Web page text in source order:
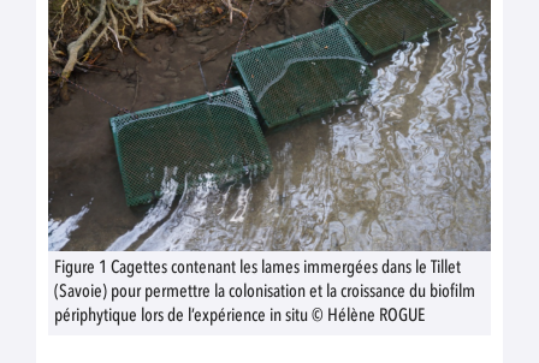
Figure 1 Cagettes contenant les lames immergées dans le Tillet
(Savoie) pour permettre la colonisation et la croissance du biofilm
périphytique lors de l’expérience in situ © Hélène ROGUE